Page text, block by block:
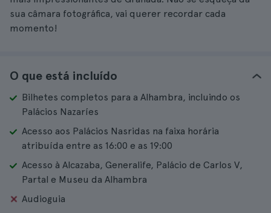
sua câmara fotográfica, vai querer recordar cada
momento!
O que está incluído
Bilhetes completos para a Alhambra, incluindo os
Palácios Nazaríes
Acesso aos Palácios Nasridas na faixa horária
atribuída entre as 16:00 e as 19:00
Acesso à Alcazaba, Generalife, Palácio de Carlos V,
Partal e Museu da Alhambra
Audioguia